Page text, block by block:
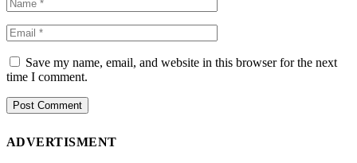
Save my name, email, and website in this browser for the next
time I comment.
ADVERTISMENT